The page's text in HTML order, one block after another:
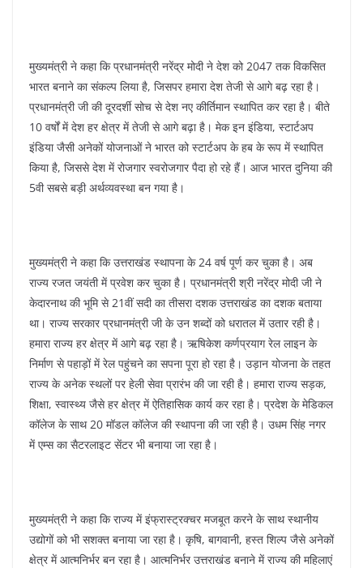
मुख्यमंत्री ने कहा कि प्रधानमंत्री नरेंद्र मोदी ने देश को 2047 तक विकसित
भारत बनाने का संकल्प लिया है, जिसपर हमारा देश तेजी से आगे बढ़ रहा है।
प्रधानमंत्री जी की दूरदर्शी सोच से देश नए कीर्तिमान स्थापित कर रहा है। बीते
10 वर्षों में देश हर क्षेत्र में तेजी से आगे बढ़ा है। मेक इन इंडिया, स्टार्टअप
इंडिया जैसी अनेकों योजनाओं ने भारत को स्टार्टअप के हब के रूप में स्थापित
किया है, जिससे देश में रोजगार स्वरोजगार पैदा हो रहे हैं। आज भारत दुनिया की
5वी सबसे बड़ी अर्थव्यवस्था बन गया है।
मुख्यमंत्री ने कहा कि उत्तराखंड स्थापना के 24 वर्ष पूर्ण कर चुका है। अब
राज्य रजत जयंती में प्रवेश कर चुका है। प्रधानमंत्री श्री नरेंद्र मोदी जी ने
केदारनाथ की भूमि से 21वीं सदी का तीसरा दशक उत्तराखंड का दशक बताया
था। राज्य सरकार प्रधानमंत्री जी के उन शब्दों को धरातल में उतार रही है।
हमारा राज्य हर क्षेत्र में आगे बढ़ रहा है। ऋषिकेश कर्णप्रयाग रेल लाइन के
निर्माण से पहाड़ों में रेल पहुंचने का सपना पूरा हो रहा है। उड़ान योजना के तहत
राज्य के अनेक स्थलों पर हेली सेवा प्रारंभ की जा रही है। हमारा राज्य सड़क,
शिक्षा, स्वास्थ्य जैसे हर क्षेत्र में ऐतिहासिक कार्य कर रहा है। प्रदेश के मेडिकल
कॉलेज के साथ 20 मॉडल कॉलेज की स्थापना की जा रही है। उधम सिंह नगर
में एम्स का सैटरलाइट सेंटर भी बनाया जा रहा है।
मुख्यमंत्री ने कहा कि राज्य में इंफ्रास्ट्रक्चर मजबूत करने के साथ स्थानीय
उद्योगों को भी सशक्त बनाया जा रहा है। कृषि, बागवानी, हस्त शिल्प जैसे अनेकों
क्षेत्र में आत्मनिर्भर बन रहा है। आत्मनिर्भर उत्तराखंड बनाने में राज्य की महिलाएं